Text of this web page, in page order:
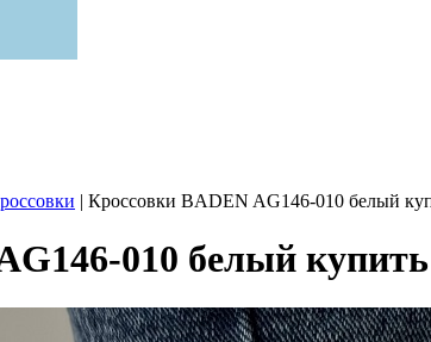
| Кроссовки BADEN AG146-010 белый
010 белый